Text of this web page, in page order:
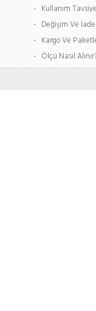
- Kullanım
- Değişim Ve İade
- Kargo Ve
- Ölçü Nasıl